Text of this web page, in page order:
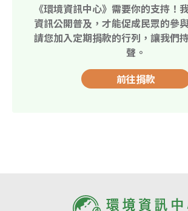
《環境資訊中心》需要你的支持！
資訊公開普及，才能促成民眾的參
請您加入定期捐款的行列，讓我們
聲。
前往捐款